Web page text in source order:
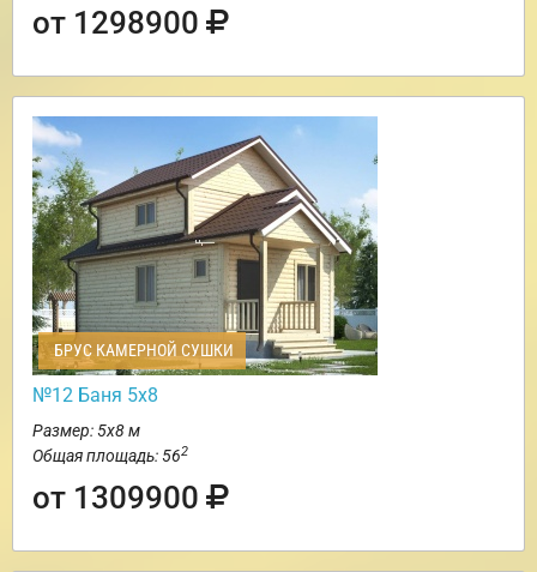
от 1298900
БРУС КАМЕРНОЙ СУШКИ
№12 Баня 5х8
Размер: 5х8 м
Общая площадь: 562
от 1309900